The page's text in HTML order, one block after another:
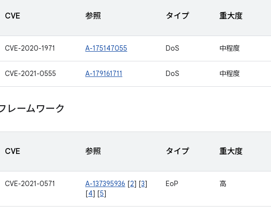
CVE 参照 タイプ 重大度
CVE-2020-1971 A-175147055 DoS 中程度
CVE-2021-0555 A-179161711 DoS 中程度
レームワーク
CVE 参照 タイプ 重大度
CVE-2021-0571 A-137395936 [2] [3]
[4] [5]
EoP 高